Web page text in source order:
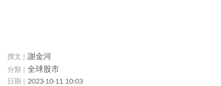
謝金河
全球股市
2023-10-11 10:03